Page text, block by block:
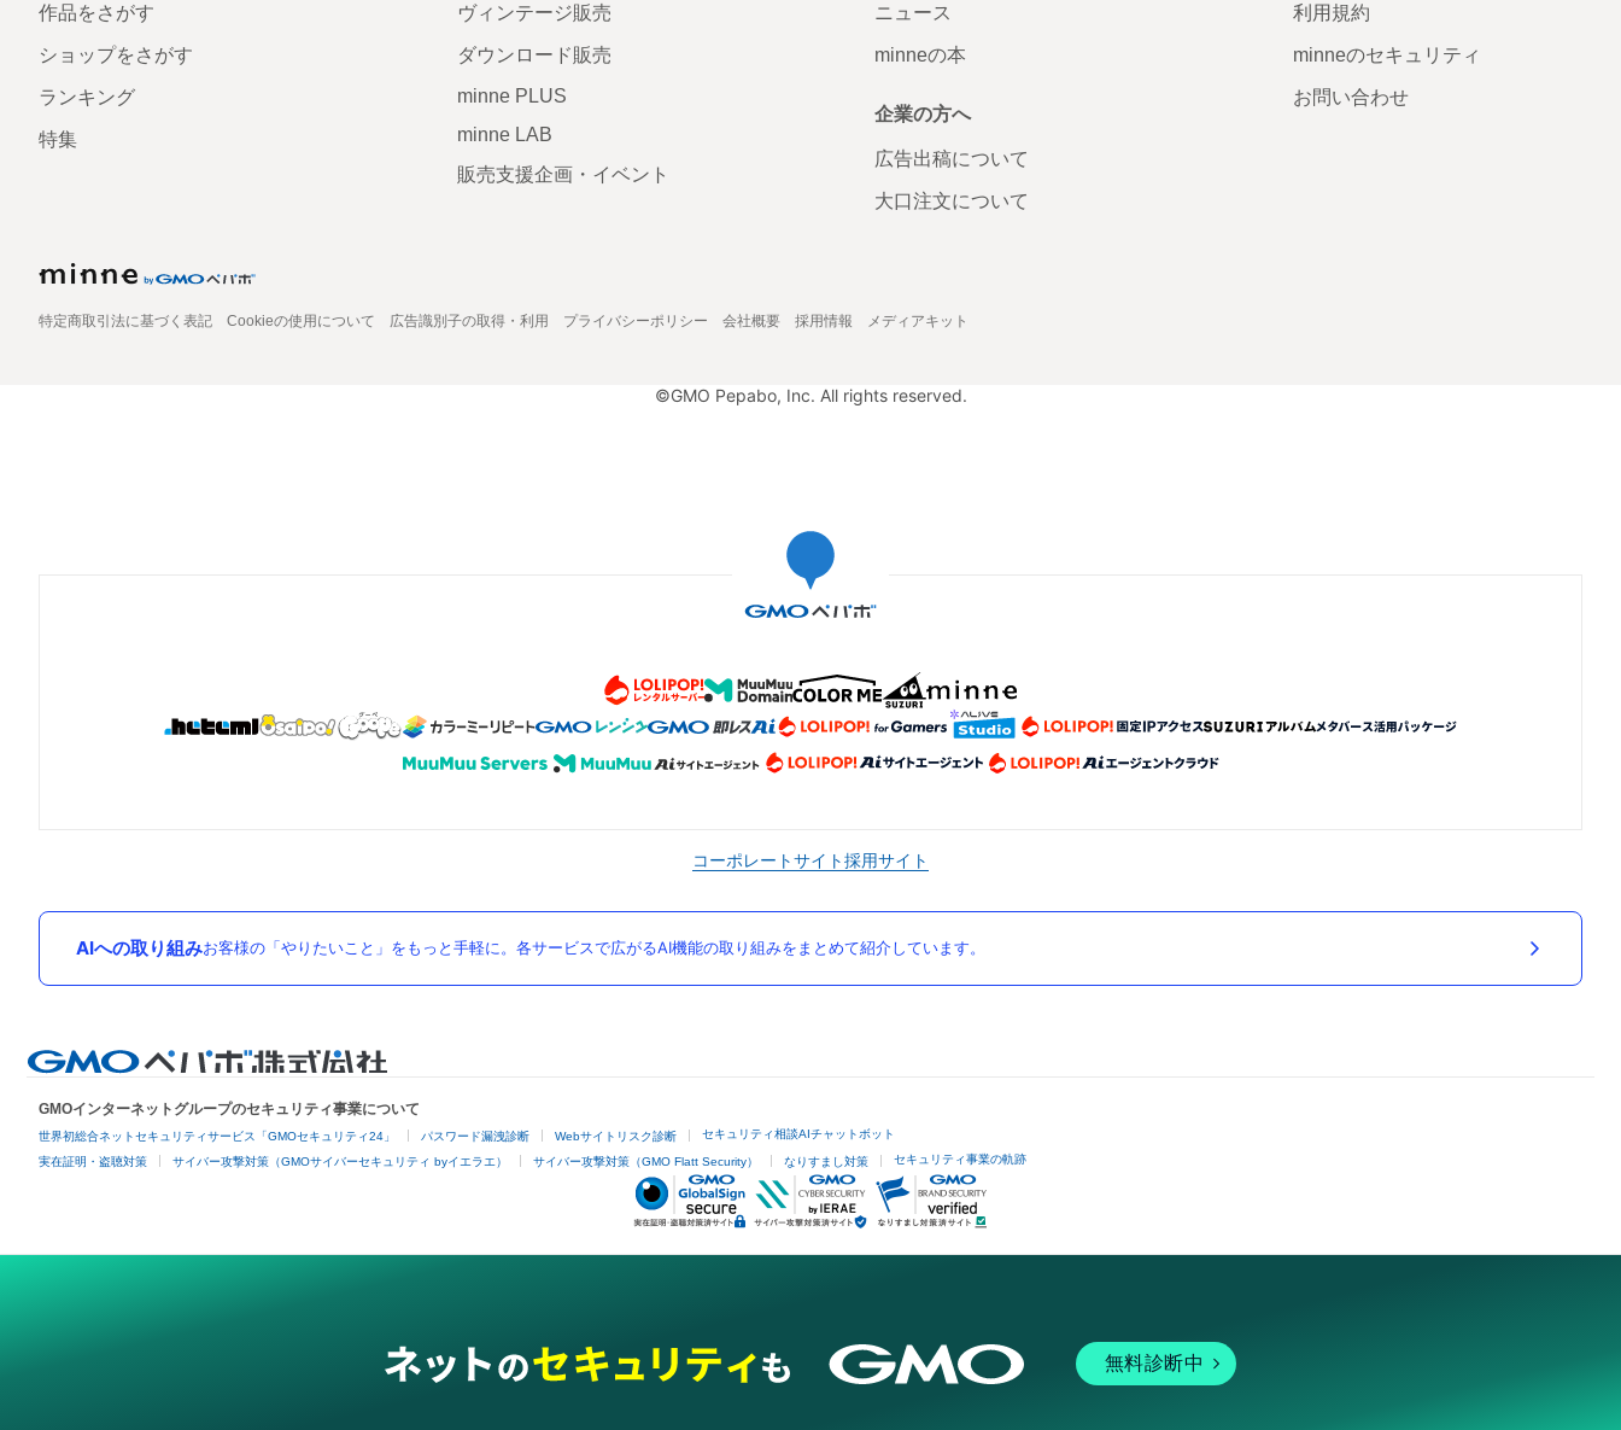
作品をさがす
ショップをさがす
ランキング
特集
ヴィンテージ販売
ダウンロード販売
minne PLUS
minne LAB
販売支援企画・イベント
ニュース
minneの本
企業の方へ
広告出稿について
大口注文について
利用規約
minneのセキュリティ
お問い合わせ
特定商取引法に基づく表記 Cookieの使用について 広告識別子の取得・利用 プライバシーポリシー 会社概要 採用情報 メディアキット
©GMO Pepabo, Inc. All rights reserved.
コーポレートサイト採用サイト
AIへの取り組みお客様の「やりたいこと」をもっと手軽に。各サービスで広がるAI機能の取り組みをまとめて紹介しています。
GMOインターネットグループのセキュリティ事業について
世界初総合ネットセキュリティサービス「GMOセキュリティ24」 パスワード漏洩診断 Webサイトリスク診断 セキュリティ相談AIチャットボット
実在証明・盗聴対策 サイバー攻撃対策（GMOサイバーセキュリティ byイエラエ） サイバー攻撃対策（GMO Flatt Security） なりすまし対策 セキュリティ事業の軌跡
無料診断中